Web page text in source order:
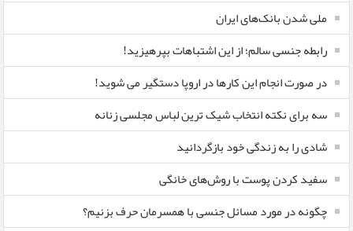
ملی شدن بانک‌های ایران
رابطه جنسی سالم؛ از این اشتباهات بپرهیزید!
در صورت انجام این کارها در اروپا دستگیر می شوید!
سه برای نکته انتخاب شیک ترین لباس مجلسی زنانه
شادی را به زندگی خود بازگردانید
سفید کردن پوست با روش‌های خانگی
چگونه در مورد مسائل جنسی با همسرمان حرف بزنیم؟